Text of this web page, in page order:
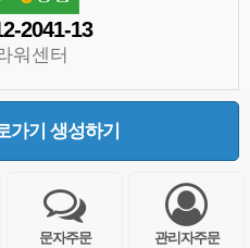
2041-13
워센터
가기 생성하기
문자주문 관리자주문